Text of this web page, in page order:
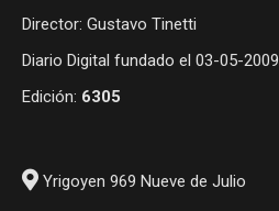
Director: Gustavo Tinetti
Diario Digital fundado el 03-05-2009
Edición: 6305
Yrigoyen 969 Nueve de Julio